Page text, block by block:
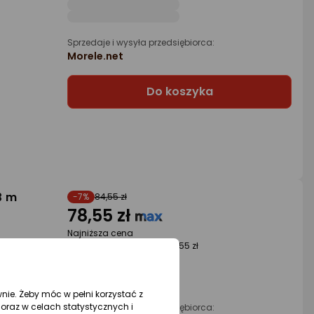
Sprzedaje i wysyła przedsiębiorca:
Morele.net
Do koszyka
m -7% 84,55 zł
78,55 zł
Najniższa cena
z 30 dni przed obniżką: 84,55 zł
Sprzedaje i wysyła przedsiębiorca:
Żeby móc w pełni korzystać z
w celach statystycznych i